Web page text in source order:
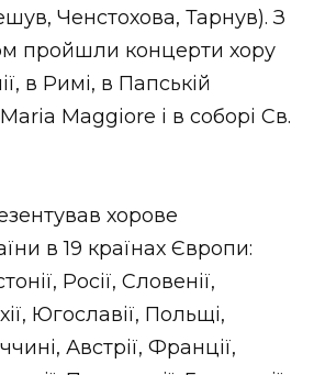
Ченстохова, Тарнув). З
пройшли концерти хору
в Римі, в Папській
Maggiore і в соборі Св.
хорове
в 19 країнах Європи:
Росії, Словенії,
Югославії, Польщі,
Австрії, Франції,